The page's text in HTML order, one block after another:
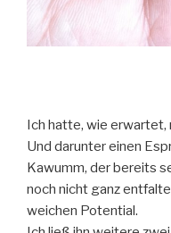
Ich hatte, wie erwartet,
Und darunter einen
Kawumm, der bereits
noch nicht ganz
weichen Potential.